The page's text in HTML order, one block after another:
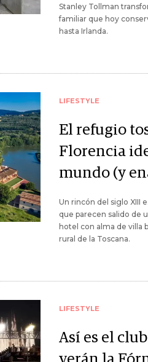
Stanley Tollman
familiar que hoy
hasta Irlanda.
LIFESTYLE
El refugio
Florencia
mundo (y
Un rincón del siglo XIII
que parecen salido de
hotel con alma de villa
rural de la Toscana.
LIFESTYLE
Así es el